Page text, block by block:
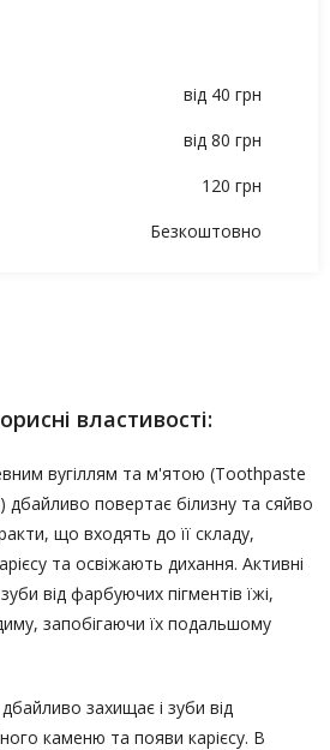
від 40 грн
від 80 грн
120 грн
Безкоштовно
властивості:
вугіллям та м'ятою (Toothpaste
повертає білизну та сяйво
що входять до її складу,
та освіжають дихання. Активні
від фарбуючих пігментів їжі,
запобігаючи їх подальшому
захищає і зуби від
каменю та появи карієсу. В